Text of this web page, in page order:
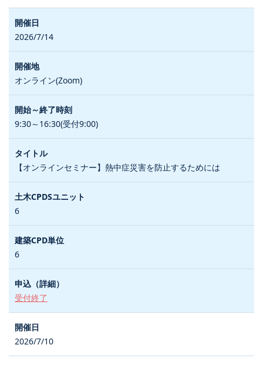
2026/7/14
オンライン(Zoom)
9:30～16:30(受付9:00)
【オンラインセミナー】熱中症災害を防止するためには
6
6
受付終了
2026/7/10